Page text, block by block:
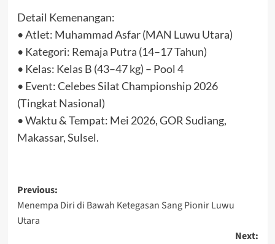
Detail Kemenangan:
• Atlet: Muhammad Asfar (MAN Luwu Utara)
• Kategori: Remaja Putra (14–17 Tahun)
• Kelas: Kelas B (43–47 kg) – Pool 4
• Event: Celebes Silat Championship 2026
(Tingkat Nasional)
• Waktu & Tempat: Mei 2026, GOR Sudiang,
Makassar, Sulsel.
Post
navigation
Previous:
Menempa Diri di Bawah Ketegasan Sang Pionir Luwu
Utara
Next: